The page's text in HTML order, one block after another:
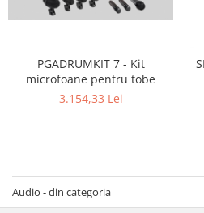
PGADRUMKIT 7 - Kit
microfoane pentru tobe
3.154,33 Lei
Audio - din categoria